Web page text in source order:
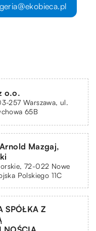
o.o.
257 Warszawa, ul.
65B
Mazgaj,
72-022 Nowe
Polskiego 11C
SPÓŁKA Z